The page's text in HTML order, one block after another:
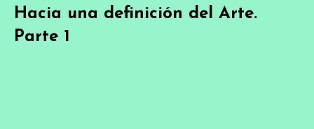
Hacia una definición del Arte.
Parte 1